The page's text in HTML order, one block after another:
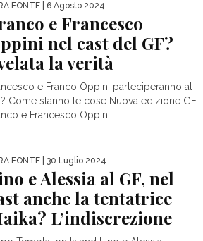
FONTE | 6 Agosto 2024
e Francesco
nel cast del GF?
la verità
e Franco Oppini parteciperanno al
Come stanno le cose Nuova edizione GF,
e Francesco Oppini...
FONTE | 30 Luglio 2024
e Alessia al GF, nel
anche la tentatrice
L’indiscrezione